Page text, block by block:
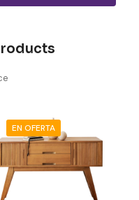
EN OFERTA